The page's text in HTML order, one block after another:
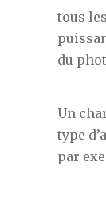
tous
du
Un
type
par